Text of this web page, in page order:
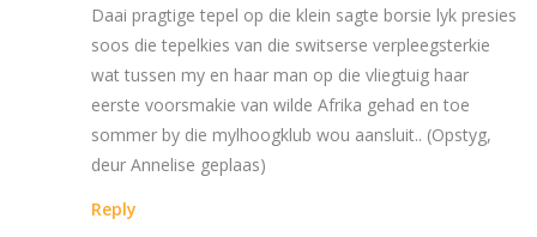
Daai pragtige tepel op die klein sagte borsie lyk presies
soos die tepelkies van die switserse verpleegsterkie
wat tussen my en haar man op die vliegtuig haar
eerste voorsmakie van wilde Afrika gehad en toe
sommer by die mylhoogklub wou aansluit.. (Opstyg,
deur Annelise geplaas)
Reply